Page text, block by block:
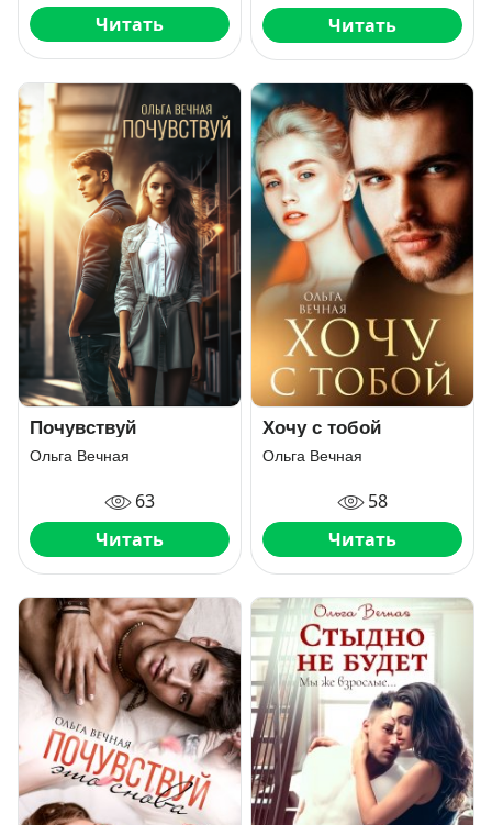
Читать
Читать
Почувствуй
Ольга Вечная
63
Читать
Хочу с тобой
Ольга Вечная
58
Читать